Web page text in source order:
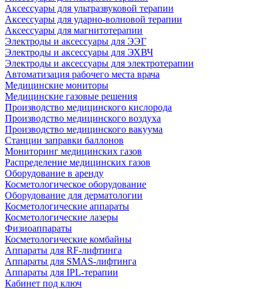
Аксессуары для ультразвуковой терапии
Аксессуары для ударно-волновой терапии
Аксессуары для магнитотерапии
Электроды и аксессуары для ЭЭГ
Электроды и аксессуары для ЭХВЧ
Электроды и аксессуары для электротерапии
Автоматизация рабочего места врача
Медицинские мониторы
Медицинские газовые решения
Производство медицинского кислорода
Производство медицинского воздуха
Производство медицинского вакуума
Станции заправки баллонов
Мониторинг медицинских газов
Распределение медицинских газов
Оборудование в аренду
Косметологическое оборудование
Оборудование для дерматологии
Косметологические аппараты
Косметологические лазеры
Физиоаппараты
Косметологические комбайны
Аппараты для RF-лифтинга
Аппараты для SMAS-лифтинга
Аппараты для IPL-терапии
Кабинет под ключ